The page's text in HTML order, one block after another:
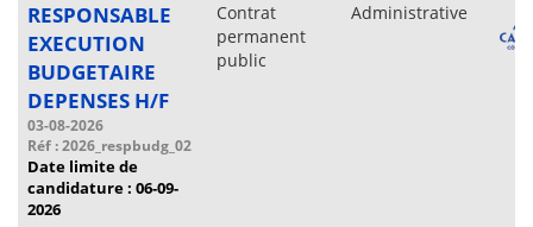
RESPONSABLE
EXECUTION
BUDGETAIRE
DEPENSES H/F
03-08-2026
Réf : 2026_respbudg_02
Date limite de
candidature : 06-09-
2026
Contrat
permanent
public
Administrative